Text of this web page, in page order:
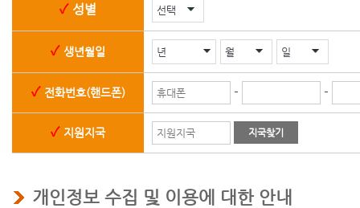
성별
생년월일
전화번호(핸드폰) - -
지원지국 지국찾기
개인정보 수집 및 이용에 대한 안내